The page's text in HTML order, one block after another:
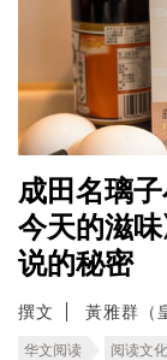
成田名璃
今天的滋
说的秘密
撰文 黃雅群（
华文阅读 阅读文化